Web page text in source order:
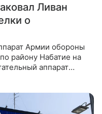
Ливан
о
Армии обороны
району Набатие на
аппарат